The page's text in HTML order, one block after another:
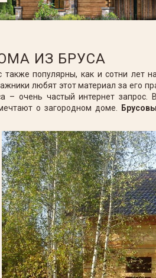
ИЗ БРУСА
популярны, как и сотни лет
любят этот материал за его
– очень частый интернет запрос.
о загородном доме.